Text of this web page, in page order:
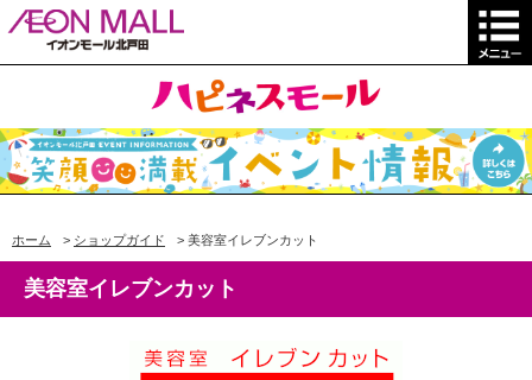
ホーム > ショップガイド > 美容室イレブンカット
美容室イレブンカット